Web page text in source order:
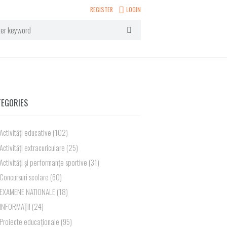
REGISTER LOGIN
Activități educative (102)
Activități extracuriculare (25)
Activități și performanțe sportive (31)
Concursuri scolare (60)
EXAMENE NATIONALE (18)
INFORMAȚII (24)
Proiecte educaționale (95)